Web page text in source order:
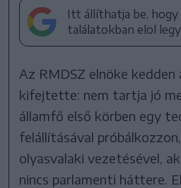
Itt állíthatja be, hogy
találatokban elöl
Az RMDSZ elnöke kedden
kifejtette: nem tartja jó
államfő első körben egy
felállításával
olyasvalaki vezetésével,
nincs parlamenti háttere.